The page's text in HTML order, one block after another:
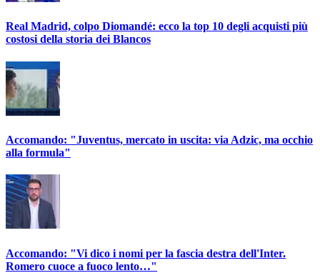
Real Madrid, colpo Diomandé: ecco la top 10 degli acquisti più
costosi della storia dei Blancos
Accomando: "Juventus, mercato in uscita: via Adzic, ma occhio
alla formula"
Accomando: "Vi dico i nomi per la fascia destra dell'Inter.
Romero cuoce a fuoco lento…"